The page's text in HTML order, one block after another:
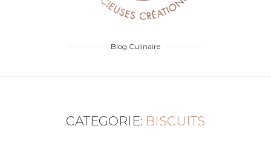
Blog Culinaire
CATEGORIE: BISCUITS